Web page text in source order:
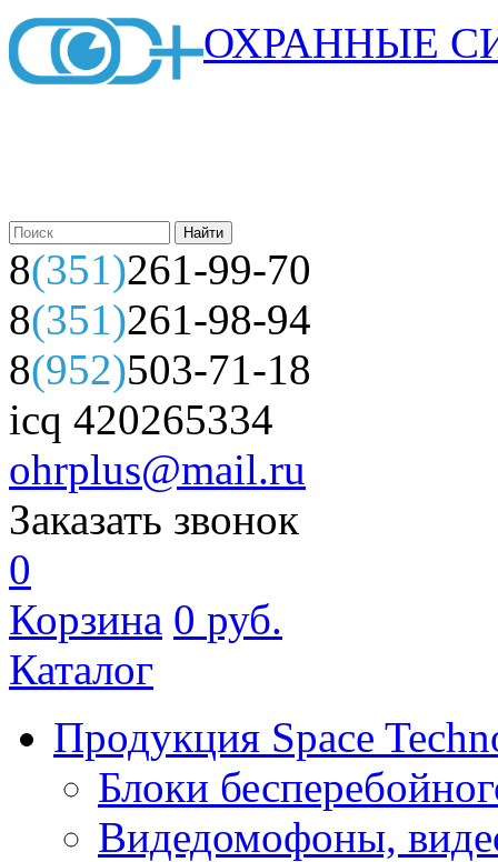
ОХРАННЫЕ
8(351)261-99-70
8(351)261-98-94
8(952)503-71-18
icq 420265334
ohrplus@mail.ru
Заказать звонок
0
Корзина 0 руб.
Каталог
Продукция Space
Блоки
Видедомофоны,